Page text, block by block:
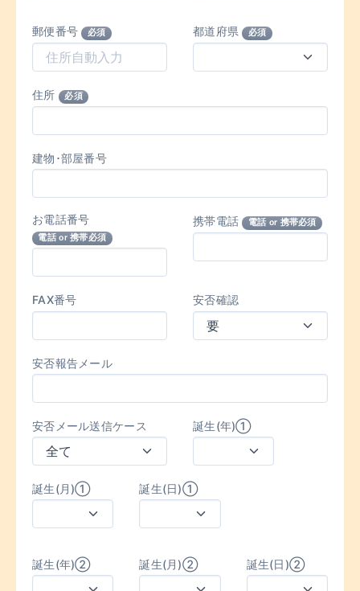
郵便番号 必須 都道府県 必須
住所 必須
建物･部屋番号
お電話番号
電話 or 携帯必須
携帯電話 電話 or 携帯必須
FAX番号 安否確認
安否報告メール
安否メール送信ケース 誕生(年)①
誕生(月)① 誕生(日)①
誕生(年)② 誕生(月)② 誕生(日)②